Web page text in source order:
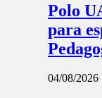
Polo
para
04/08/2026